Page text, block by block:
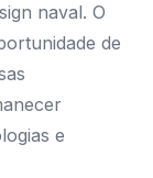
naval. O
de
e